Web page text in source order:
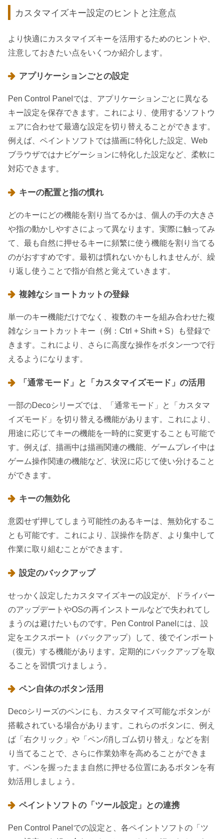
カスタマイズキー設定のヒントと注意点
より快適にカスタマイズキーを活用するためのヒントや、
注意しておきたい点をいくつか紹介します。
アプリケーションごとの設定
Pen Control Panelでは、アプリケーションごとに異なる
キー設定を保存できます。これにより、使用するソフトウ
ェアに合わせて最適な設定を切り替えることができます。
例えば、ペイントソフトでは描画に特化した設定、Web
ブラウザではナビゲーションに特化した設定など、柔軟に
対応できます。
キーの配置と指の慣れ
どのキーにどの機能を割り当てるかは、個人の手の大きさ
や指の動かしやすさによって異なります。実際に触ってみ
て、最も自然に押せるキーに頻繁に使う機能を割り当てる
のがおすすめです。最初は慣れないかもしれませんが、繰
り返し使うことで指が自然と覚えていきます。
複雑なショートカットの登録
単一のキー機能だけでなく、複数のキーを組み合わせた複
雑なショートカットキー（例：Ctrl + Shift + S）も登録で
きます。これにより、さらに高度な操作をボタン一つで行
えるようになります。
「通常モード」と「カスタマイズモード」の活用
一部のDecoシリーズでは、「通常モード」と「カスタマ
イズモード」を切り替える機能があります。これにより、
用途に応じてキーの機能を一時的に変更することも可能で
す。例えば、描画中は描画関連の機能、ゲームプレイ中は
ゲーム操作関連の機能など、状況に応じて使い分けること
ができます。
キーの無効化
意図せず押してしまう可能性のあるキーは、無効化するこ
とも可能です。これにより、誤操作を防ぎ、より集中して
作業に取り組むことができます。
設定のバックアップ
せっかく設定したカスタマイズキーの設定が、ドライバー
のアップデートやOSの再インストールなどで失われてし
まうのは避けたいものです。Pen Control Panelには、設
定をエクスポート（バックアップ）して、後でインポート
（復元）する機能があります。定期的にバックアップを取
ることを習慣づけましょう。
ペン自体のボタン活用
Decoシリーズのペンにも、カスタマイズ可能なボタンが
搭載されている場合があります。これらのボタンに、例え
ば「右クリック」や「ペン/消しゴム切り替え」などを割
り当てることで、さらに作業効率を高めることができま
す。ペンを握ったまま自然に押せる位置にあるボタンを有
効活用しましょう。
ペイントソフトの「ツール設定」との連携
Pen Control Panelでの設定と、各ペイントソフトの「ツ